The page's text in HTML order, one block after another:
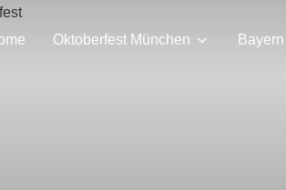
Oktoberfest München Bayern